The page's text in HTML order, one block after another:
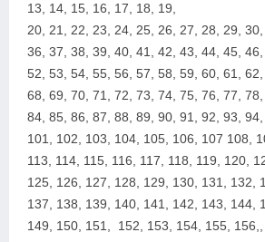
13, 14, 15, 16, 17, 18, 19,
20, 21, 22, 23, 24, 25, 26, 27, 28, 29,
36, 37, 38, 39, 40, 41, 42, 43, 44, 45, 46,
52, 53, 54, 55, 56, 57, 58, 59, 60, 61, 62,
68, 69, 70, 71, 72, 73, 74, 75, 76, 77, 78,
84, 85, 86, 87, 88, 89, 90, 91, 92, 93, 94,
101, 102, 103, 104, 105, 106, 107 108,
113, 114, 115, 116, 117, 118, 119, 120,
125, 126, 127, 128, 129, 130, 131, 132,
137, 138, 139, 140, 141, 142, 143, 144,
149, 150, 151, 152, 153, 154, 155, 156,,